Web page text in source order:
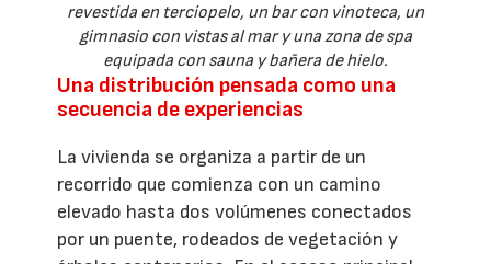
revestida en terciopelo, un bar con vinoteca, un
gimnasio con vistas al mar y una zona de spa
equipada con sauna y bañera de hielo.
Una distribución pensada como una
secuencia de experiencias
La vivienda se organiza a partir de un
recorrido que comienza con un camino
elevado hasta dos volúmenes conectados
por un puente, rodeados de vegetación y